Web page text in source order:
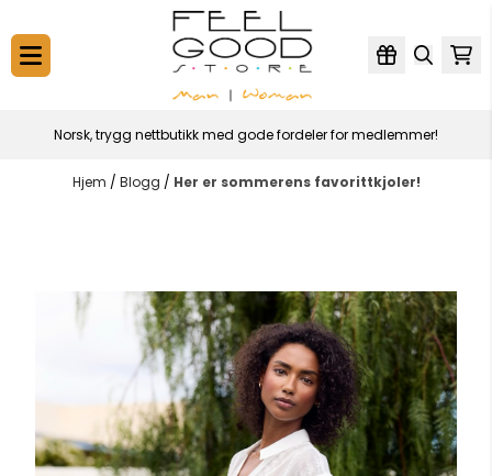
Norsk, trygg nettbutikk med gode fordeler for medlemmer!
Hjem / Blogg / Her er sommerens favorittkjoler!